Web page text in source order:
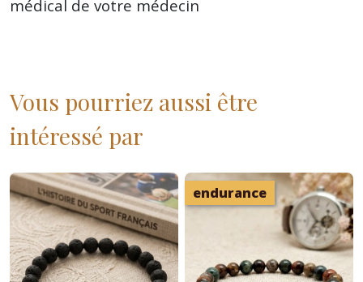
médical de votre médecin
Vous pourriez aussi être
intéressé par
endurance